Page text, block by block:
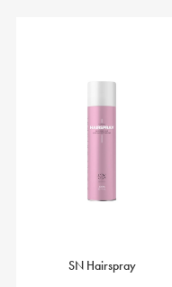
SN Hairspray